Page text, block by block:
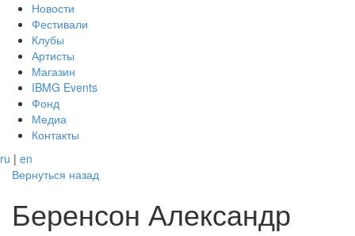
Новости
Фестивали
Клубы
Артисты
Магазин
IBMG Events
Фонд
Медиа
Контакты
ru | en
Вернуться назад
Беренсон Александр